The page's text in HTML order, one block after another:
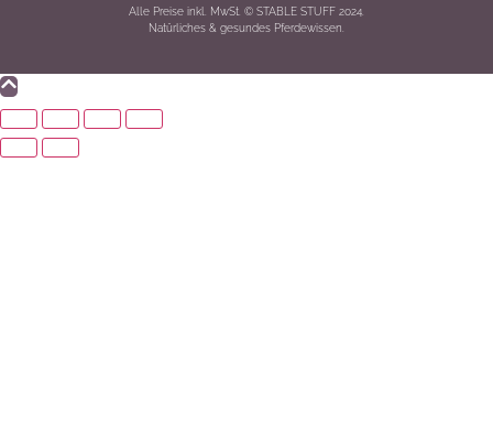
Alle Preise inkl. MwSt. © STABLE STUFF 2024.
Natürliches & gesundes Pferdewissen.